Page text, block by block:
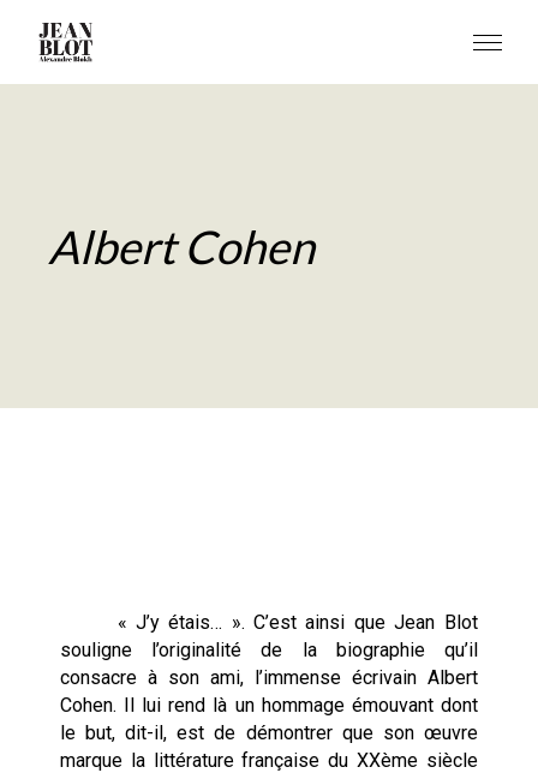
Albert Cohen
« J’y étais… ». C’est ainsi que Jean Blot
souligne l’originalité de la biographie qu’il
consacre à son ami, l’immense écrivain Albert
Cohen. Il lui rend là un hommage émouvant dont
le but, dit-il, est de démontrer que son œuvre
marque la littérature française du XXème siècle